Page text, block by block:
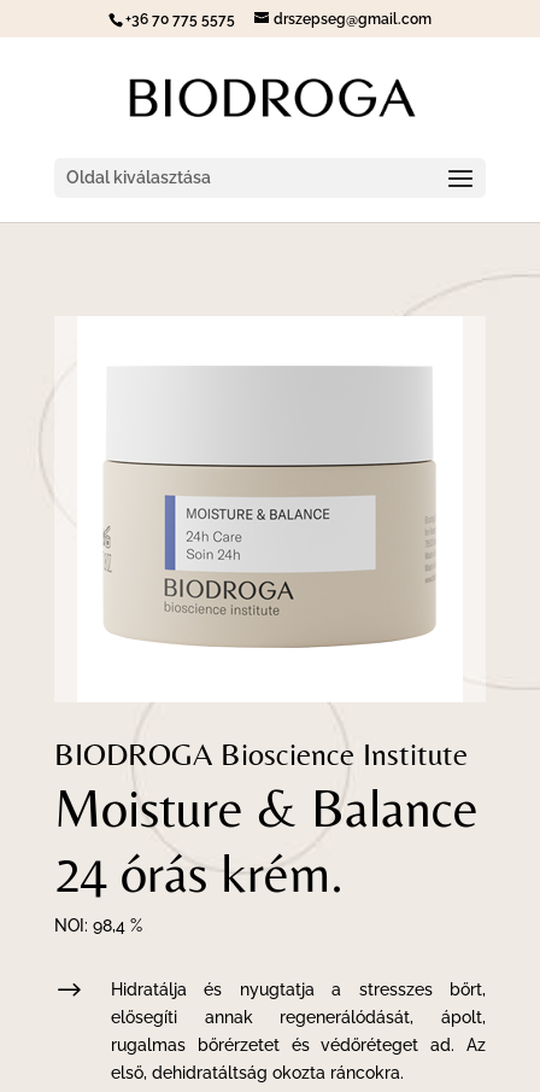
+36 70 775 5575 drszepseg@gmail.com
Oldal kiválasztása
BIODROGA Bioscience Institute
Moisture & Balance
24 órás krém.
NOI: 98,4 %
$
Hidratálja és nyugtatja a stresszes bőrt,
elősegíti annak regenerálódását, ápolt,
rugalmas bőrérzetet és védőréteget ad. Az
első, dehidratáltság okozta ráncokra.